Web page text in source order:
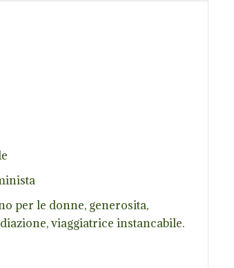
per le donne, generosita,
viaggiatrice instancabile.